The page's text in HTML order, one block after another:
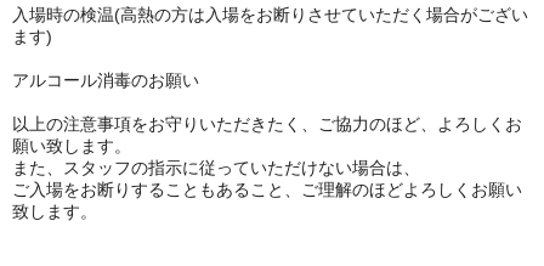
入場時の検温(高熱の方は入場をお断りさせていただく場合がござい
ます)
アルコール消毒のお願い
以上の注意事項をお守りいただきたく、ご協力のほど、よろしくお
願い致します。
また、スタッフの指示に従っていただけない場合は、
ご入場をお断りすることもあること、ご理解のほどよろしくお願い
致します。